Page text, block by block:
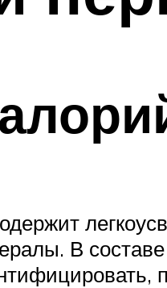
В составе